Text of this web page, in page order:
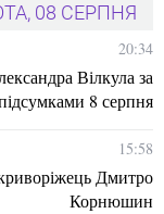
08 СЕРПНЯ
20:34
Вілкула за
8 серпня
15:58
Дмитро
Корнюшин